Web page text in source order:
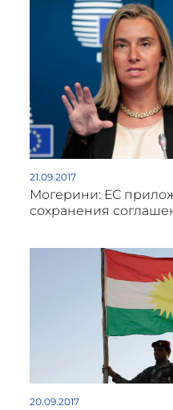
21.09.2017
Могерини: ЕС
сохранения
20.09.2017